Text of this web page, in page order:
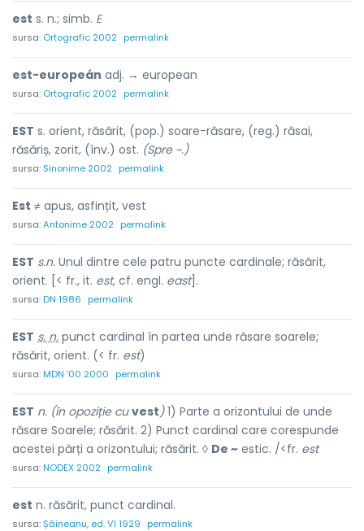
est s. n.; simb. E
sursa: Ortografic 2002 permalink
est-europeán adj. → european
sursa: Ortografic 2002 permalink
EST s. orient, răsărit, (pop.) soare-răsare, (reg.) răsai,
răsăriș, zorit, (înv.) ost. (Spre ~.)
sursa: Sinonime 2002 permalink
Est ≠ apus, asfințit, vest
sursa:Antonime 2002 permalink
EST s.n. Unul dintre cele patru puncte cardinale; răsărit,
orient. [< fr., it. est, cf. engl. east].
sursa:DN 1986 permalink
EST s. n. punct cardinal în partea unde răsare soarele;
răsărit, orient. (< fr. est)
sursa:MDN '00 2000 permalink
EST n. (în opoziție cu vest)1) Parte a orizontului de unde
răsare Soarele; răsărit. 2) Punct cardinal care corespunde
acestei părți a orizontului; răsărit. ◊ De ~ estic. /<fr. est
sursa:NODEX 2002 permalink
est n. răsărit, punct cardinal.
sursa:Șăineanu, ed. VI 1929 permalink